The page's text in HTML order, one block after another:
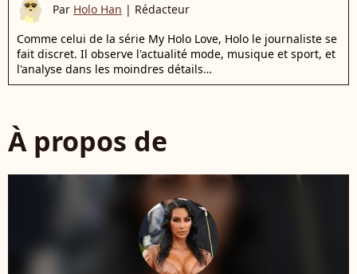
Par Holo Han | Rédacteur
Comme celui de la série My Holo Love, Holo le journaliste se
fait discret. Il observe l'actualité mode, musique et sport, et
l'analyse dans les moindres détails…
À propos de